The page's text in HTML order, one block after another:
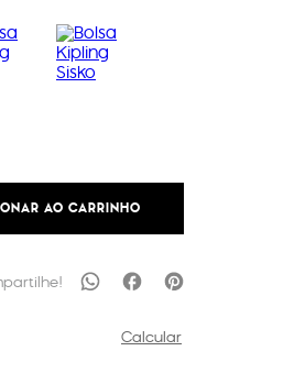
AO CARRINHO
Calcular